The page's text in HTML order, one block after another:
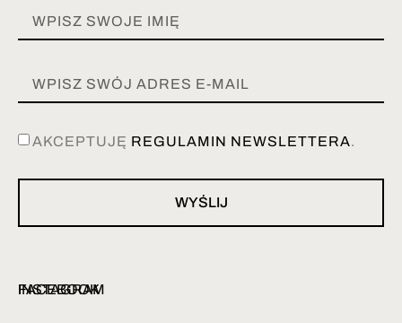
AKCEPTUJĘ REGULAMIN NEWSLETTERA.
WYŚLIJ
INSTAGRAM
FACEBOOK